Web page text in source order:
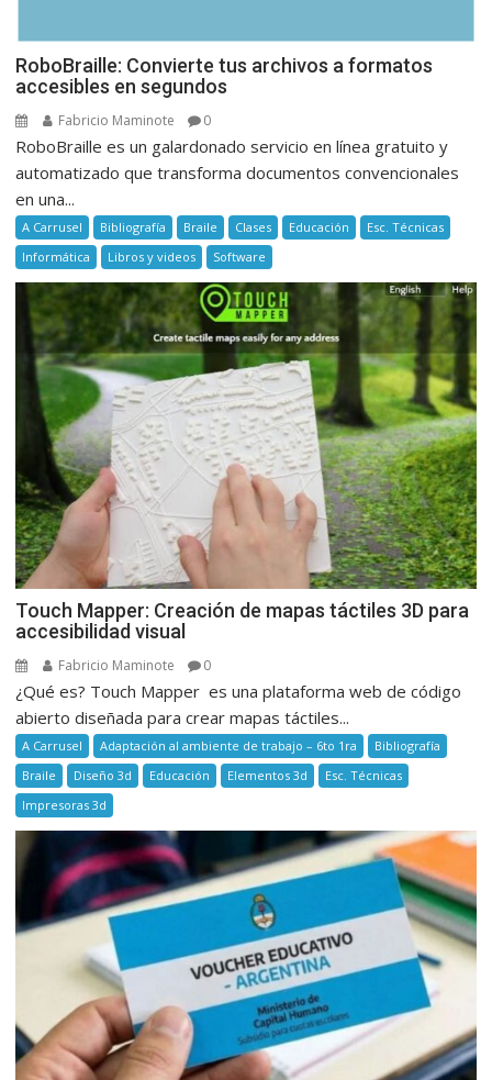
RoboBraille: Convierte tus archivos a formatos
accesibles en segundos
Fabricio Maminote 0
RoboBraille es un galardonado servicio en línea gratuito y
automatizado que transforma documentos convencionales
en una...
A Carrusel Bibliografía Braile Clases Educación
Esc. Técnicas
Informática
Libros y videos Software
Touch Mapper: Creación de mapas táctiles 3D para
accesibilidad visual
Fabricio Maminote 0
¿Qué es? Touch Mapper es una plataforma web de código
abierto diseñada para crear mapas táctiles...
A Carrusel Adaptación al ambiente de trabajo – 6to 1ra
Bibliografía
Braile
Diseño 3d Educación Elementos 3d
Esc. Técnicas
Impresoras 3d